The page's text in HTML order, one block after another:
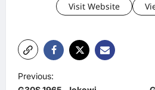
Visit Website
P
Previous: